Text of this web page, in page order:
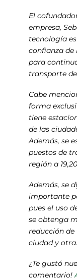
El
empresa,
tecnología
confianza de
para
transporte
Cabe
forma
tiene
de las
Además, se
puestos de
región a
Además, se
importante
pues el uso
se obtenga
reducción
ciudad y otra.
¿Te gustó
comentario!